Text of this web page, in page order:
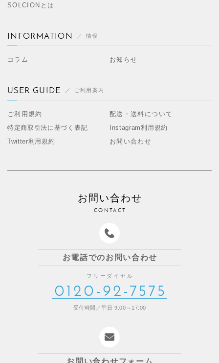
SOLCIONとは
INFORMATION 情報
コラム お知らせ
USER GUIDE ご利用案内
ご利用規約
配送・送料について
特定商取引法に基づく表記
Instagram利用規約
Twitter利用規約
お問い合わせ
お問い合わせ
CONTACT
お電話でのお問い合わせ
フリーダイヤル
0120-92-7575
受付時間／平日 9:00～17:00